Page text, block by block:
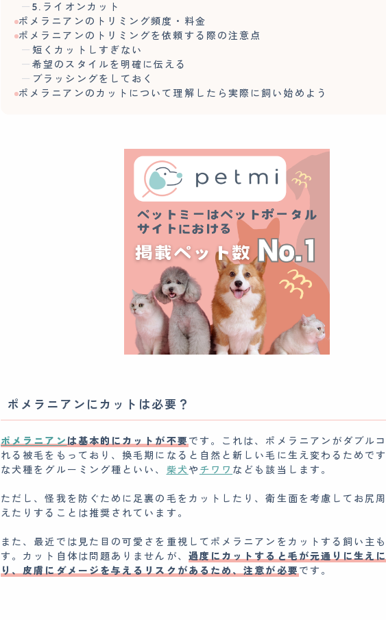
5.ライオンカット
ポメラニアンのトリミング頻度・料金
ポメラニアンのトリミングを依頼する際の注意点
短くカットしすぎない
希望のスタイルを明確に伝える
ブラッシングをしておく
ポメラニアンのカットについて理解したら実際に飼い始めよう
ポメラニアンにカットは必要？
ポメラニアンは基本的にカットが不要です。これは、ポメラニアンがダブル
れる被毛をもっており、換毛期になると自然と新しい毛に生え変わるためで
な犬種をグルーミング種といい、 柴犬や チワワ なども該当します。
ただし、怪我を防ぐために足裏の毛をカットしたり、衛生面を考慮してお尻
えたりすることは推奨されています。
また、最近では見た目の可愛さを重視してポメラニアンをカットする飼い主
す。カット自体は問題ありませんが、 過度にカットすると毛が元通りに生え
り、皮膚にダメージを与えるリスクがあるため、注意が必要です。